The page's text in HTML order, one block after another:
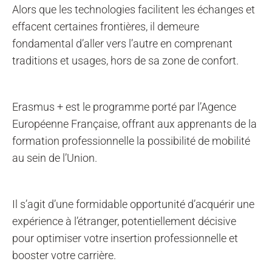
Alors que les technologies facilitent les échanges et
effacent certaines frontières, il demeure
fondamental d’aller vers l’autre en comprenant
traditions et usages, hors de sa zone de confort.
Erasmus + est le programme porté par l’Agence
Européenne Française, offrant aux apprenants de la
formation professionnelle la possibilité de mobilité
au sein de l’Union.
Il s’agit d’une formidable opportunité d’acquérir une
expérience à l’étranger, potentiellement décisive
pour optimiser votre insertion professionnelle et
booster votre carrière.